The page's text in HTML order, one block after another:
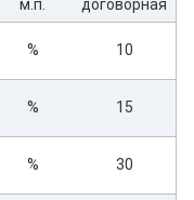
м.п.
договорная
% 10
% 15
% 30